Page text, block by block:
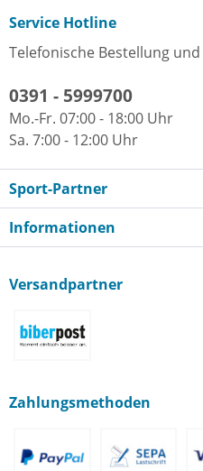
Service Hotline
Telefonische Bestellung
0391 - 5999700
Mo.-Fr. 07:00 - 18:00 Uhr
Sa. 7:00 - 12:00 Uhr
Sport-Partner
Informationen
Versandpartner
Zahlungsmethoden